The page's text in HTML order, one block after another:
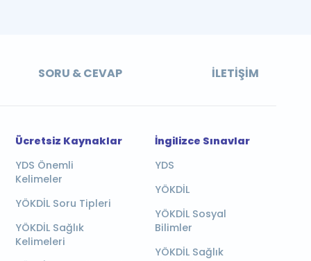
SORU & CEVAP İLETIŞIM
Ücretsiz Kaynaklar
YDS Önemli
Kelimeler
YÖKDİL Soru Tipleri
YÖKDİL Sağlık
Kelimeleri
İngilizce Sınavlar
YDS
YÖKDİL
YÖKDİL Sosyal
Bilimler
YÖKDİL Sağlık